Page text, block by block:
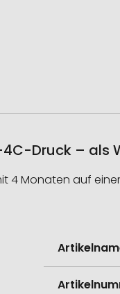
Druck – als
4 Monaten auf